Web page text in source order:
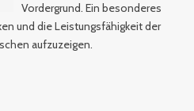
Vordergrund. Ein besonderes
und die Leistungsfähigkeit der
aufzuzeigen.